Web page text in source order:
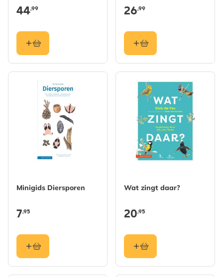
44,99 26,99
Minigids Diersporen
7,95
Wat zingt daar?
20,95